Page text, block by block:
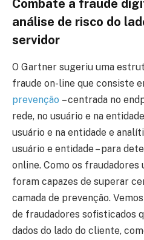
Combate a fraude
análise de risco do
servidor
O Gartner sugeriu uma
fraude on-line que consiste
prevenção – centrada no
rede, no usuário e na
usuário e na entidade e
usuário e entidade – para
online. Como os fraudadores
foram capazes de superar
camada de prevenção.
de fraudadores sofisticados
dados do lado do cliente,